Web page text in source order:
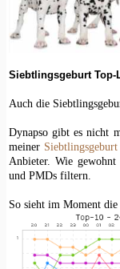
Siebtlingsgeburt Top-
Auch die
Dynapso gibt es nicht
meiner
Anbieter. Wie
und PMDs filtern.
So sieht im Moment